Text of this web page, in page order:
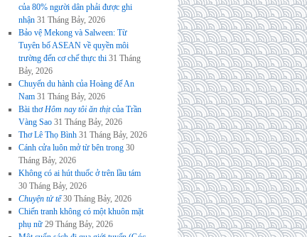
của 80% người dân phải được ghi
nhận 31 Tháng Bảy, 2026
Bảo vệ Mekong và Salween: Từ
Tuyên bố ASEAN về quyền môi
trường đến cơ chế thực thi 31 Tháng
Bảy, 2026
Chuyến du hành của Hoàng đế An
Nam 31 Tháng Bảy, 2026
Bài thơHôm nay tôi ăn thịtcủa Trần
Vàng Sao 31 Tháng Bảy, 2026
Thơ Lê Thọ Bình 31 Tháng Bảy, 2026
Cánh cửa luôn mở từ bên trong 30
Tháng Bảy, 2026
Không có ai hút thuốc ở trên lầu tám
30 Tháng Bảy, 2026
Chuyện tử tế 30 Tháng Bảy, 2026
Chiến tranh không có một khuôn mặt
phụ nữ 29 Tháng Bảy, 2026